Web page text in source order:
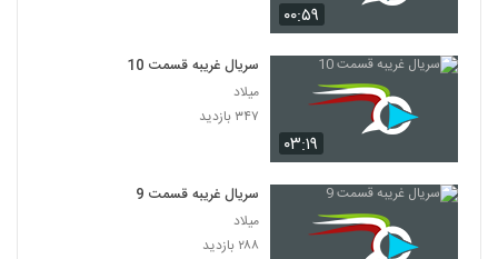
۰۰:۵۹
۰۳:۱۹
سریال غریبه قسمت 10
میلاد
۳۴۷ بازدید
سریال غریبه قسمت 9
میلاد
۲۸۸ بازدید